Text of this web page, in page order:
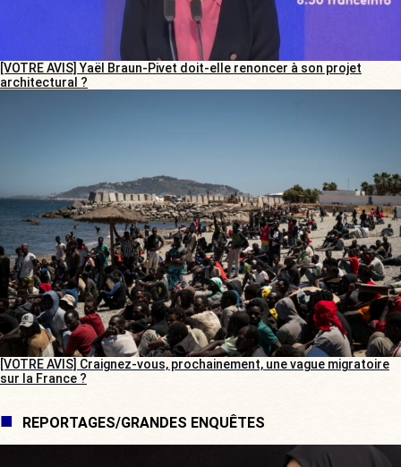
[VOTRE AVIS] Yaël Braun-Pivet doit-elle renoncer à son projet
architectural ?
[VOTRE AVIS] Craignez-vous, prochainement, une vague migratoire
sur la France ?
REPORTAGES/GRANDES ENQUÊTES